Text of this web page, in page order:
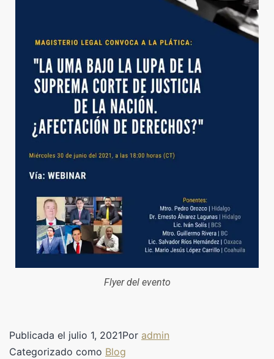
Flyer del evento
Publicada el julio 1, 2021Por admin
Categorizado como Blog